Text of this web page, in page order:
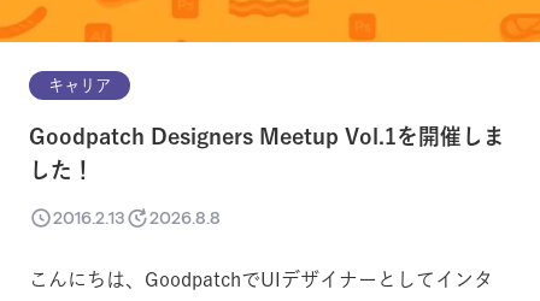
キャリア
Goodpatch Designers Meetup Vol.1を開催しま
した！
2016.2.13 2026.8.8
こんにちは、GoodpatchでUIデザイナーとしてインタ